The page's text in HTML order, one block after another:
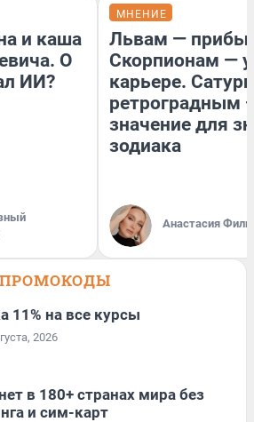
и каша
О
ИИ?
МНЕНИЕ
Львам —
Скорпионам —
карьере.
ретроградным
значение для
зодиака
Анастасия
ПРОМОКОДЫ
11% на все курсы
2026
в 180+ странах мира без
и сим-карт